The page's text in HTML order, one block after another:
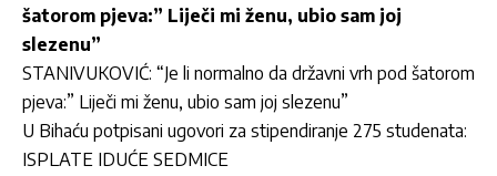
šatorom pjeva:” Liječi mi ženu, ubio sam joj
slezenu”
STANIVUKOVIĆ: “Je li normalno da državni vrh pod šatorom
pjeva:” Liječi mi ženu, ubio sam joj slezenu”
U Bihaću potpisani ugovori za stipendiranje 275 studenata:
ISPLATE IDUĆE SEDMICE